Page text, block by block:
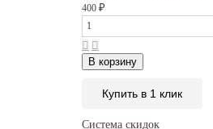
400 ₽
В корзину
Купить в 1 клик
Система скидок